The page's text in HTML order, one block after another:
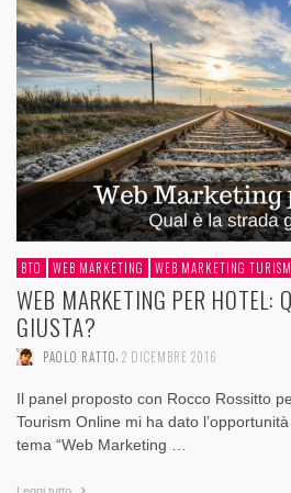
BTO WEB MARKETING WEB MARKETING
WEB MARKETING PER HOTEL:
GIUSTA?
PAOLO RATTO 2 DICEMBRE 2016
Il panel proposto con Rocco Rossitto
Tourism Online mi ha dato
tema “Web Marketing …